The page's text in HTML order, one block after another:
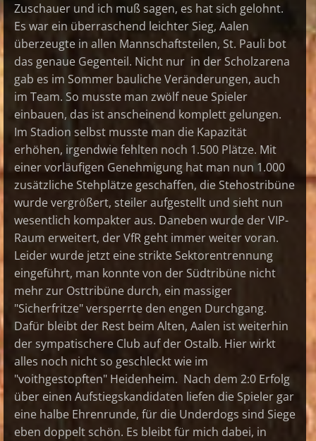
Zuschauer und ich muß sagen, es hat sich gelohnt.
Es war ein überraschend leichter Sieg, Aalen
überzeugte in allen Mannschaftsteilen, St. Pauli bot
das genaue Gegenteil. Nicht nur in der Scholzarena
gab es im Sommer bauliche Veränderungen, auch
im Team. So musste man zwölf neue Spieler
einbauen, das ist anscheinend komplett gelungen.
Im Stadion selbst musste man die Kapazität
erhöhen, irgendwie fehlten noch 1.500 Plätze. Mit
einer vorläufigen Genehmigung hat man nun 1.000
zusätzliche Stehplätze geschaffen, die Stehostribüne
wurde vergrößert, steiler aufgestellt und sieht nun
wesentlich kompakter aus. Daneben wurde der VIP-
Raum erweitert, der VfR geht immer weiter voran.
Leider wurde jetzt eine strikte Sektorentrennung
eingeführt, man konnte von der Südtribüne nicht
mehr zur Osttribüne durch, ein massiger
"Sicherfritze" versperrte den engen Durchgang.
Dafür bleibt der Rest beim Alten, Aalen ist weiterhin
der sympatischere Club auf der Ostalb. Hier wirkt
alles noch nicht so geschleckt wie im
"voithgestopften" Heidenheim. Nach dem 2:0 Erfolg
über einen Aufstiegskandidaten liefen die Spieler gar
eine halbe Ehrenrunde, für die Underdogs sind Siege
eben doppelt schön. Es bleibt für mich dabei, in